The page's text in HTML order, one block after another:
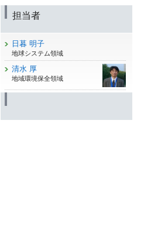
担当者
日暮 明子
地球システム領域
清水 厚
地域環境保全領域